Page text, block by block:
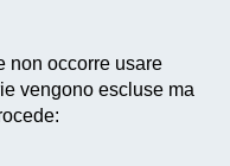
non occorre usare
vengono escluse ma